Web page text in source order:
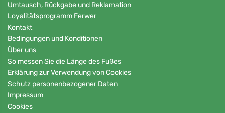
Umtausch, Rückgabe und Reklamation
Loyalitätsprogramm Ferwer
Kontakt
Bedingungen und Konditionen
Über uns
So messen Sie die Länge des Fußes
Erklärung zur Verwendung von Cookies
Schutz personenbezogener Daten
Impressum
Cookies